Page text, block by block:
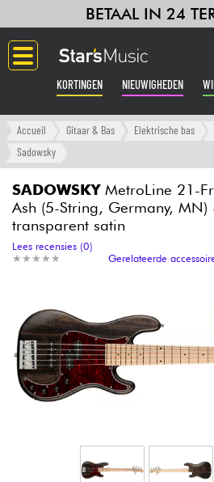
BETAAL IN 24
KORTINGEN NIEUWIGHEDEN
Langue
Versterker & Effecten
Toetsenbord & Piano
Home-studio
Hoofdtelefoon
Accueil Gitaar & Bas Elektrische bas
Sadowsky
SADOWSKYMetroLine 21-
Ash (5-String, Germany,
transparent satin
★ ★ ★ ★ ★
★ ★ ★ ★ ★
Lees recensies (0)
Gerelateerde